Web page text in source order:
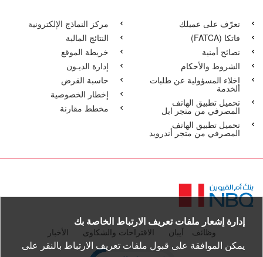
إدارة إشعار ملفات تعريف الارتباط الخاصة بك
يمكن الموافقة على قبول ملفات تعريف الارتباط بالنقر على
تعرّف على عميلك
فاتكا‏‏ (FATCA)
نصائح أمنية
الشروط والأحكام
إخلاء المسؤولية عن طلبات
الخدمة
تحميل تطبيق الهاتف
المصرفي من متجر ابل
تحميل تطبيق الهاتف
المصرفي من متجر أندرويد
مركز النماذج الإلكترونية
النتائج المالية
خريطة الموقع
إدارة الديـون
حاسبة القرض
إخطار الخصوصية
مخطط مقارنة
الصفحة
الرئيسية
وظائف آيبان الاقتراحات والشكاوى الأخبار
certificate verification popup